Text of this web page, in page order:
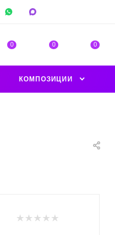
0 0 0
КОМПОЗИЦИИ